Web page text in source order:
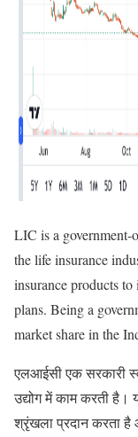
LIC is a government-
the life insurance
insurance products
plans. Being a
market share in the
एलआईसी एक सरकारी
उद्योग में काम करती है।
श्रृंखला प्रदान करता है